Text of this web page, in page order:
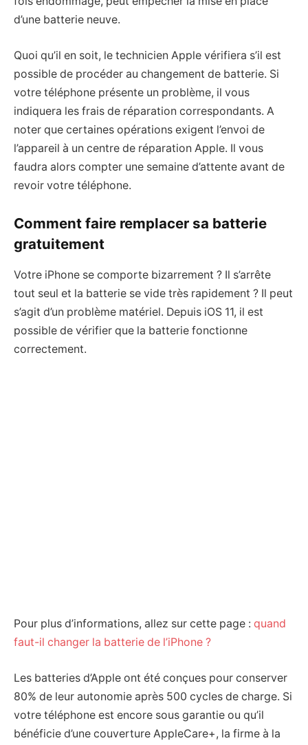
d’une batterie neuve.
Quoi qu’il en soit, le technicien Apple vérifiera s’il est
possible de procéder au changement de batterie. Si
votre téléphone présente un problème, il vous
indiquera les frais de réparation correspondants. A
noter que certaines opérations exigent l’envoi de
l’appareil à un centre de réparation Apple. Il vous
faudra alors compter une semaine d’attente avant de
revoir votre téléphone.
Comment faire remplacer sa batterie
gratuitement
Votre iPhone se comporte bizarrement ? Il s’arrête
tout seul et la batterie se vide très rapidement ? Il peut
s’agit d’un problème matériel. Depuis iOS 11, il est
possible de vérifier que la batterie fonctionne
correctement.
Pour plus d’informations, allez sur cette page : quand
faut-il changer la batterie de l’iPhone ?
Les batteries d’Apple ont été conçues pour conserver
80% de leur autonomie après 500 cycles de charge. Si
votre téléphone est encore sous garantie ou qu’il
bénéficie d’une couverture AppleCare+, la firme à la